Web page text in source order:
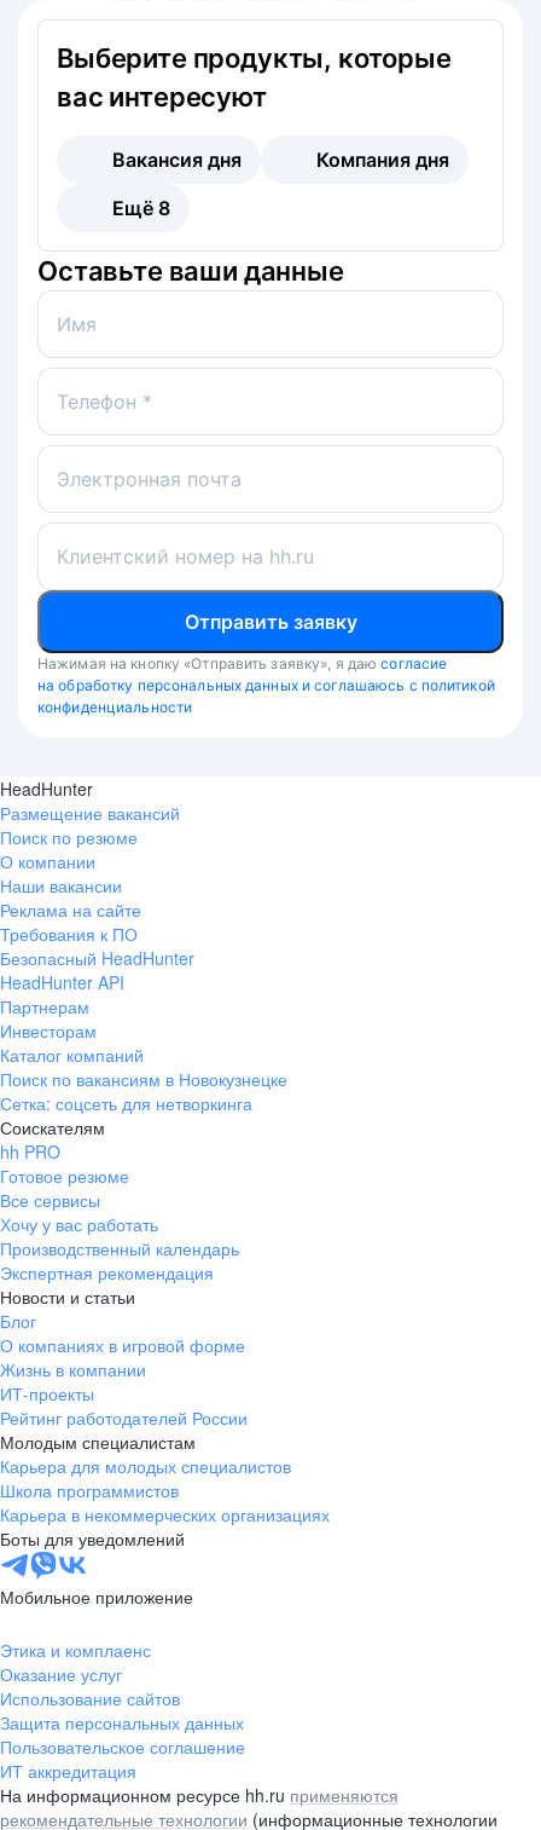
Выберите продукты, которые
вас интересуют
Вакансия дня
Компания дня
Ещё 8
Оставьте ваши данные
Имя
Телефон *
Электронная почта
Клиентский номер на hh.ru
Отправить заявку
Нажимая на кнопку «Отправить заявку», я даю согласие
на обработку персональных данных и соглашаюсь с политикой
конфиденциальности
HeadHunter
Размещение вакансий
Поиск по резюме
О компании
Наши вакансии
Реклама на сайте
Требования к ПО
Безопасный HeadHunter
HeadHunter API
Партнерам
Инвесторам
Каталог компаний
Поиск по вакансиям в Новокузнецке
Сетка: соцсеть для нетворкинга
Соискателям
hh PRO
Готовое резюме
Все сервисы
Хочу у вас работать
Производственный календарь
Экспертная рекомендация
Новости и статьи
Блог
О компаниях в игровой форме
Жизнь в компании
ИТ-проекты
Рейтинг работодателей России
Молодым специалистам
Карьера для молодых специалистов
Школа программистов
Карьера в некоммерческих организациях
Боты для уведомлений
Мобильное приложение
Этика и комплаенс
Оказание услуг
Использование сайтов
Защита персональных данных
Пользовательское соглашение
ИТ аккредитация
На информационном ресурсе hh.ru применяются
рекомендательные технологии (информационные технологии